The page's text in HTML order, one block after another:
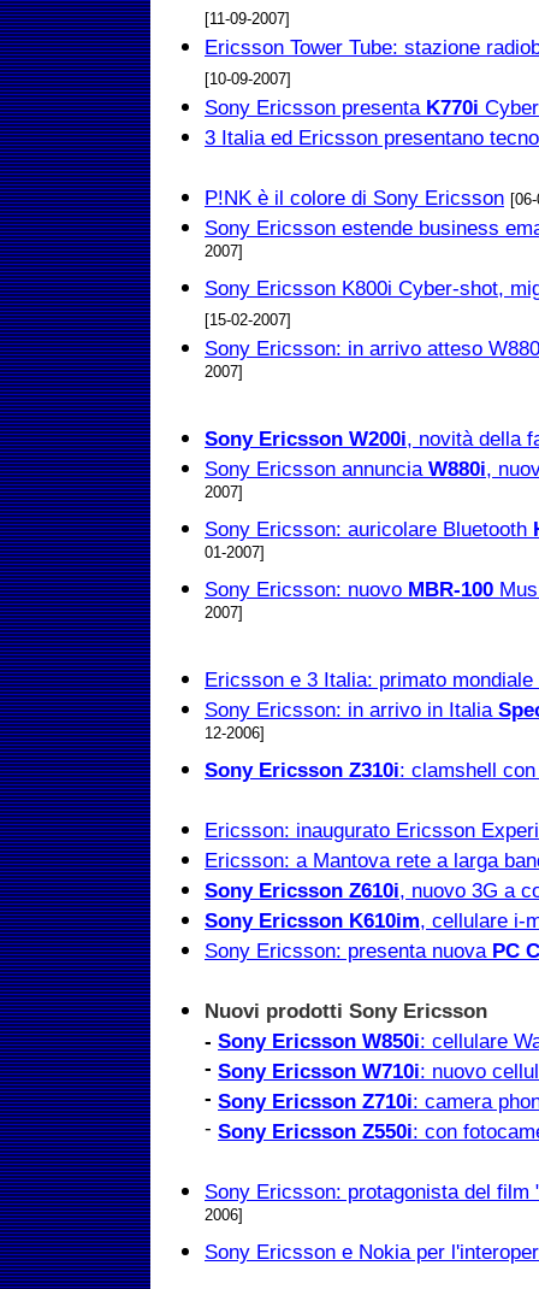
[11-09-2007]
Ericsson Tower Tube: stazione
[10-09-2007]
Sony Ericsson presenta K770i
3 Italia ed Ericsson presentano
P!NK è il colore di Sony Ericsson
Sony Ericsson estende business
2007]
Sony Ericsson K800i Cyber-shot,
[15-02-2007]
Sony Ericsson: in arrivo atteso
2007]
Sony Ericsson W200i, novità della
Sony Ericsson annuncia W880i,
2007]
Sony Ericsson: auricolare Bluetooth
01-2007]
Sony Ericsson: nuovo MBR-100
2007]
Ericsson e 3 Italia: primato
Sony Ericsson: in arrivo in Italia
12-2006]
Sony Ericsson Z310i: clamshell
Ericsson: inaugurato Ericsson
Ericsson: a Mantova rete a larga
Sony Ericsson Z610i, nuovo 3G a
Sony Ericsson K610im, cellulare i-
Sony Ericsson: presenta nuova PC
Nuovi prodotti Sony Ericsson
- Sony Ericsson W850i: cellulare
- Sony Ericsson W710i: nuovo
- Sony Ericsson Z710i: camera
- Sony Ericsson Z550i: con
Sony Ericsson: protagonista del film
2006]
Sony Ericsson e Nokia per